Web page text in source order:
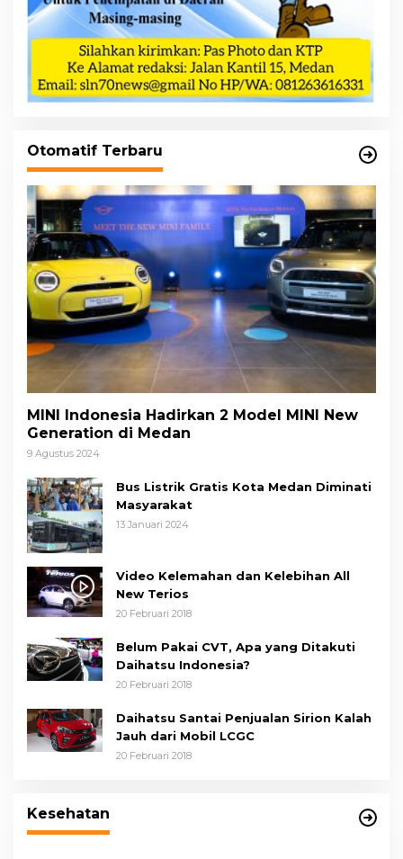
Otomatif Terbaru
MINI Indonesia Hadirkan 2 Model MINI New
Generation di Medan
9 Agustus 2024
Bus Listrik Gratis Kota Medan Diminati
Masyarakat
13 Januari 2024
Video Kelemahan dan Kelebihan All
New Terios
20 Februari 2018
Belum Pakai CVT, Apa yang Ditakuti
Daihatsu Indonesia?
20 Februari 2018
Daihatsu Santai Penjualan Sirion Kalah
Jauh dari Mobil LCGC
20 Februari 2018
Kesehatan